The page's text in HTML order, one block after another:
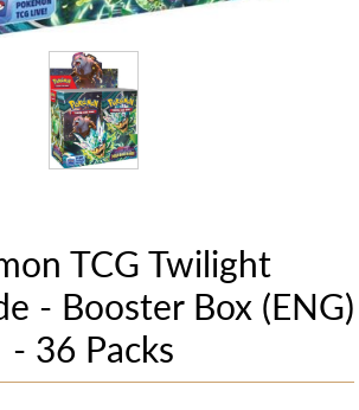
TCG Twilight
- Booster Box (ENG)
- 36 Packs